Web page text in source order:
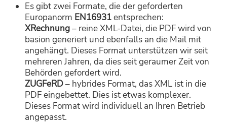
Es gibt zwei Formate, die der geforderten
Europanorm EN16931entsprechen:
XRechnung– reine XML-Datei, die PDF wird von
basion generiert und ebenfalls an die Mail mit
angehängt. Dieses Format unterstützen wir seit
mehreren Jahren, da dies seit geraumer Zeit von
Behörden gefordert wird.
ZUGFeRD– hybrides Format, das XML ist in die
PDF eingebettet. Dies ist etwas komplexer.
Dieses Format wird individuell an Ihren Betrieb
angepasst.